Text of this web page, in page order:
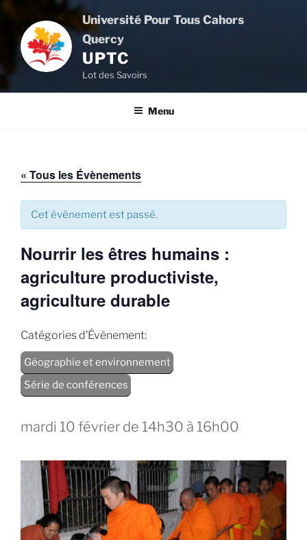
contenu
principal
Université Pour Tous Cahors
Quercy
UPTC
Lot des Savoirs
Menu
« Tous les Évènements
Cet évènement est passé.
Nourrir les êtres humains :
agriculture productiviste,
agriculture durable
Catégories d’Évènement:
Géographie et environnement
Série de conférences
mardi 10 février de 14h30 à 16h00